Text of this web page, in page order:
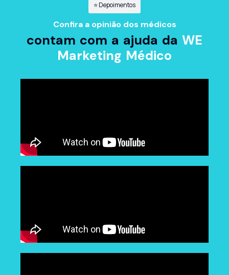
⭐ Depoimentos
Confira a opinião dos médicos
contam com a ajuda da WE
Marketing Médico